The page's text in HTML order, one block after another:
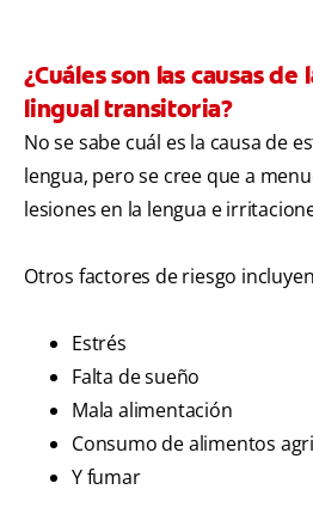
¿Cuáles son las causas
lingual transitoria?
No se sabe cuál es la causa de
lengua, pero se cree que a
lesiones en la lengua e
Otros factores de riesgo
Estrés
Falta de sueño
Mala alimentación
Consumo de alimentos
Y fumar